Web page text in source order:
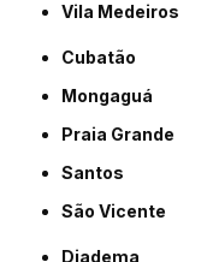
Vila Medeiros
Cubatão
Mongaguá
Praia Grande
Santos
São Vicente
Diadema